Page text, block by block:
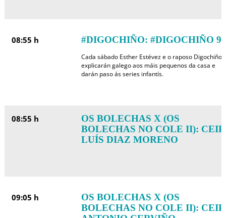
08:55 h #DIGOCHIÑO: #DIGOCHIÑO 99
Cada sábado Esther Estévez e o raposo Digochiño
explicarán galego aos máis pequenos da casa e
darán paso ás series infantís.
08:55 h
OS BOLECHAS X (OS
BOLECHAS NO COLE II): CEIP
LUÍS DIAZ MORENO
09:05 h
OS BOLECHAS X (OS
BOLECHAS NO COLE II): CEIP